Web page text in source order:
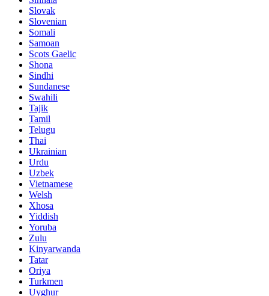
Slovak
Slovenian
Somali
Samoan
Scots Gaelic
Shona
Sindhi
Sundanese
Swahili
Tajik
Tamil
Telugu
Thai
Ukrainian
Urdu
Uzbek
Vietnamese
Welsh
Xhosa
Yiddish
Yoruba
Zulu
Kinyarwanda
Tatar
Oriya
Turkmen
Uyghur